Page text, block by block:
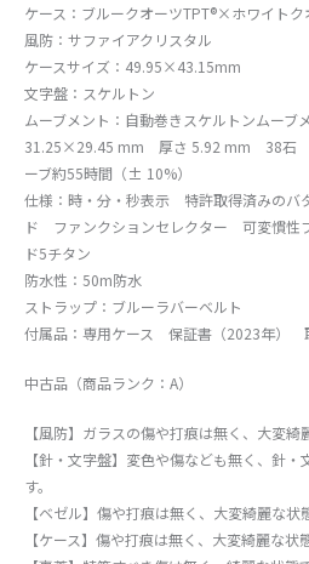
ケース：ブルークオーツTPT®×ホワイトク
風防：サファイアクリスタル
ケースサイズ：49.95×43.15mm
文字盤：スケルトン
ムーブメント：自動巻きスケルトンムーブ
31.25×29.45 mm 厚さ 5.92 mm 38石
ーブ約55時間（± 10%）
仕様：時・分・秒表示 特許取得済みの
ド ファンクションセレクター 可変慣性
ド5チタン
防水性：50m防水
ストラップ：ブルーラバーベルト
付属品：専用ケース 保証書（2023年）
中古品（商品ランク：A）
【風防】ガラスの傷や打痕は無く、大変綺
【針・文字盤】変色や傷なども無く、針
す。
【ベゼル】傷や打痕は無く、大変綺麗な状
【ケース】傷や打痕は無く、大変綺麗な状